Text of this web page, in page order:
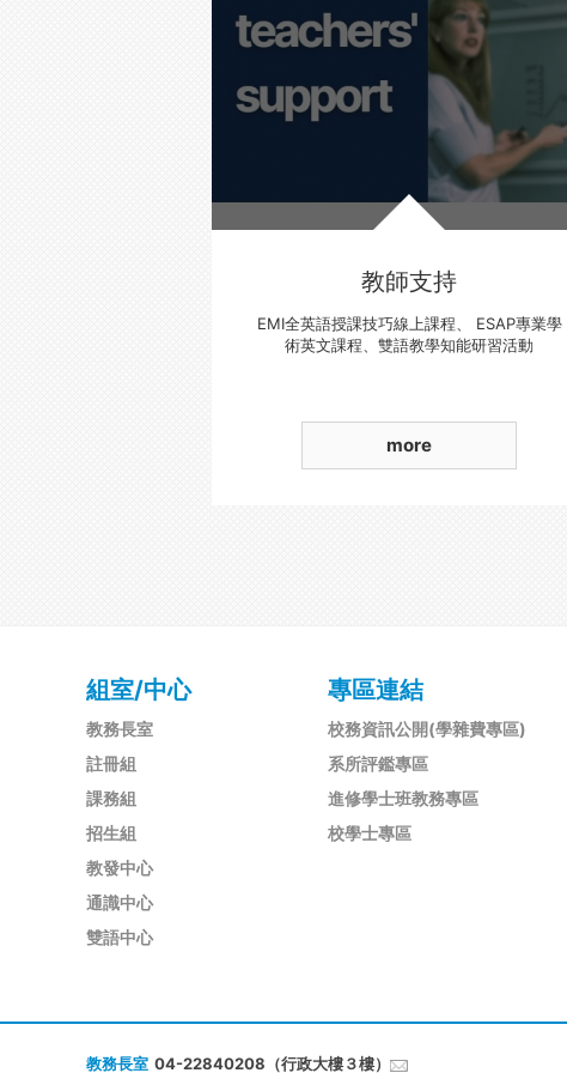
教師支持
EMI全英語授課技巧線上課程、 ESAP專業學
術英文課程、雙語教學知能研習活動
more
組室/中心
教務長室
註冊組
課務組
招生組
教發中心
通識中心
雙語中心
專區連結
校務資訊公開(學雜費專區)
系所評鑑專區
進修學士班教務專區
校學士專區
教務長室 04-22840208（行政大樓３樓）